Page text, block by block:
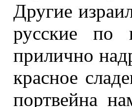
Другие
русские по
прилично
красное
портвейна